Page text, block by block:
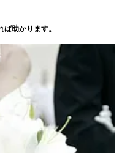
助かります。